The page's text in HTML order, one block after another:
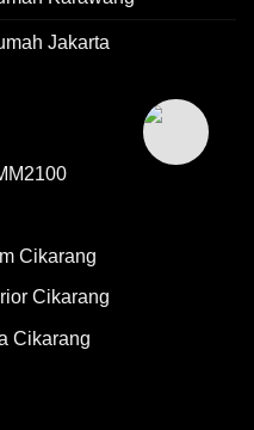
Jakarta
Cikarang
Cikarang
Cikarang